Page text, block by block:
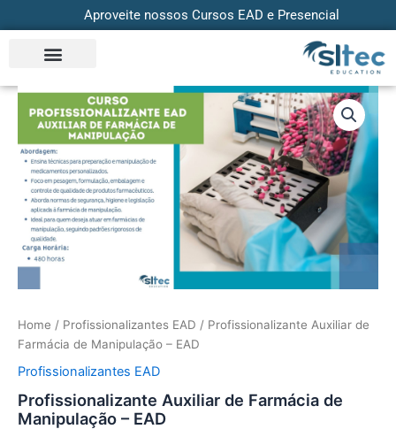
to
content
Aproveite nossos Cursos EAD e Presencial
Home / Profissionalizantes EAD / Profissionalizante Auxiliar de
Farmácia de Manipulação – EAD
Profissionalizantes EAD
Profissionalizante Auxiliar de Farmácia de
Manipulação – EAD
Profissionalizante
Auxiliar
Farmácia
de
Manipulação
EAD
quantity